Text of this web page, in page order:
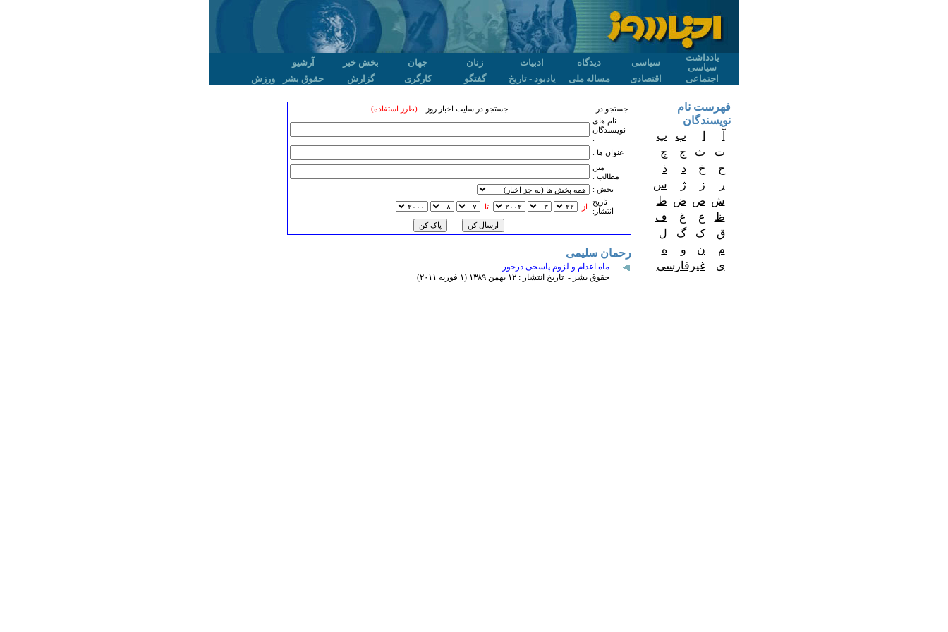
یادداشت
سیاسی
سیاسی دیدگاه ادبیات زنان جهان بخش خبر
آرشیو
اجتماعی
اقتصادی مساله ملی یادبود - تاریخ گفتگو کارگری گزارش حقوق بشر ورزش
جستجو در جستجو در سایت اخبار روز(طرز استفاده)
نام های
نویسندگان
:
عنوان ها :
متن
مطالب :
بخش :
تاريخ
انتشار:
از تا
رحمان سلیمی
ماه اعدام و لزوم پاسخی درخور
حقوق بشر - تاریخ انتشار : ۱۲ بهمن ۱٣٨۹ (۱ فوريه ۲۰۱۱)
فهرست نام
نویسندگان
ب
پ
ت
ث ج
چ
ح
خ د
ذ
ر
ز ژ
س
ش ص ض ط
ظ
ع غ
ف
ق
ک گ
ل
م
ن و
ه
ی
غیرفارسی